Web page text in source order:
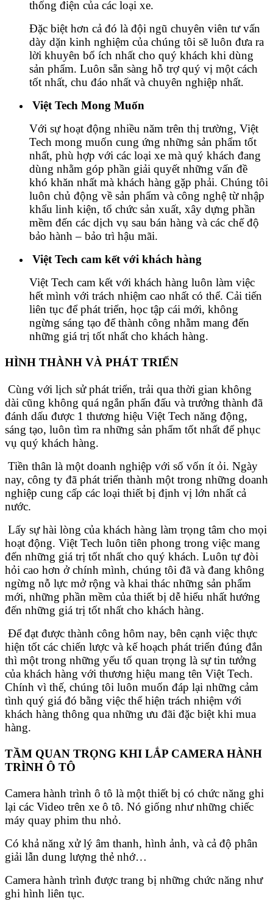
thống điện của các loại xe.
Đặc biệt hơn cả đó là đội ngũ chuyên viên tư vấn
dày dặn kinh nghiệm của chúng tôi sẽ luôn đưa ra
lời khuyên bổ ích nhất cho quý khách khi dùng
sản phẩm. Luôn sẵn sàng hỗ trợ quý vị một cách
tốt nhất, chu đáo nhất và chuyên nghiệp nhất.
Việt Tech Mong Muốn
Với sự hoạt động nhiều năm trên thị trường, Việt
Tech mong muốn cung ứng những sản phẩm tốt
nhất, phù hợp với các loại xe mà quý khách đang
dùng nhằm góp phần giải quyết những vấn đề
khó khăn nhất mà khách hàng gặp phải. Chúng tôi
luôn chủ động về sản phẩm và công nghệ từ nhập
khẩu linh kiện, tổ chức sản xuất, xây dựng phần
mềm đến các dịch vụ sau bán hàng và các chế độ
bảo hành – bảo trì hậu mãi.
Việt Tech cam kết với khách hàng
Việt Tech cam kết với khách hàng luôn làm việc
hết mình với trách nhiệm cao nhất có thể. Cải tiến
liên tục để phát triển, học tập cái mới, không
ngừng sáng tạo để thành công nhằm mang đến
những giá trị tốt nhất cho khách hàng.
HÌNH THÀNH VÀ PHÁT TRIỂN
Cùng với lịch sử phát triển, trải qua thời gian không
dài cũng không quá ngắn phấn đấu và trưởng thành đã
đánh dấu được 1 thương hiệu Việt Tech năng động,
sáng tạo, luôn tìm ra những sản phẩm tốt nhất để phục
vụ quý khách hàng.
Tiền thân là một doanh nghiệp với số vốn ít ỏi. Ngày
nay, công ty đã phát triển thành một trong những doanh
nghiệp cung cấp các loại thiết bị định vị lớn nhất cả
nước.
Lấy sự hài lòng của khách hàng làm trọng tâm cho mọi
hoạt động. Việt Tech luôn tiên phong trong việc mang
đến những giá trị tốt nhất cho quý khách. Luôn tự đòi
hỏi cao hơn ở chính mình, chúng tôi đã và đang không
ngừng nỗ lực mở rộng và khai thác những sản phẩm
mới, những phần mềm của thiết bị dễ hiểu nhất hướng
đến những giá trị tốt nhất cho khách hàng.
Để đạt được thành công hôm nay, bên cạnh việc thực
hiện tốt các chiến lược và kế hoạch phát triển đúng đắn
thì một trong những yếu tố quan trọng là sự tin tưởng
của khách hàng với thương hiệu mang tên Việt Tech.
Chính vì thế, chúng tôi luôn muốn đáp lại những cảm
tình quý giá đó bằng việc thể hiện trách nhiệm với
khách hàng thông qua những ưu đãi đặc biệt khi mua
hàng.
TẦM QUAN TRỌNG KHI LẮP CAMERA HÀNH
TRÌNH Ô TÔ
Camera hành trình ô tô là một thiết bị có chức năng ghi
lại các Video trên xe ô tô. Nó giống như những chiếc
máy quay phim thu nhỏ.
Có khả năng xử lý âm thanh, hình ảnh, và cả độ phân
giải lẫn dung lượng thẻ nhớ…
Camera hành trình được trang bị những chức năng như
ghi hình liên tục.